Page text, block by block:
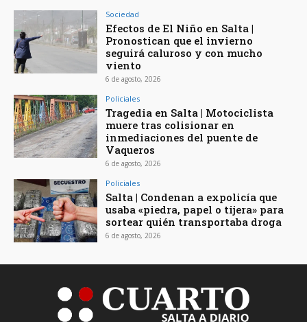
Sociedad
Efectos de El Niño en Salta |
Pronostican que el invierno
seguirá caluroso y con mucho
viento
6 de agosto, 2026
Policiales
Tragedia en Salta | Motociclista
muere tras colisionar en
inmediaciones del puente de
Vaqueros
6 de agosto, 2026
Policiales
Salta | Condenan a expolicía que
usaba «piedra, papel o tijera» para
sortear quién transportaba droga
6 de agosto, 2026